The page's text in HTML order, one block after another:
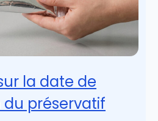
la date de
préservatif